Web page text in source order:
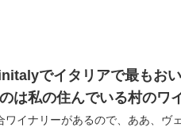
でイタリアで最もお
は私の住んでいる村のワ
ワイナリーがあるので、ああ、ヴ